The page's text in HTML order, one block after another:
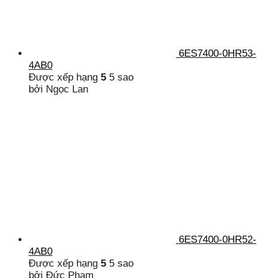
6ES7400-0HR53-
4AB0
Được xếp hạng 5 5 sao
bởi Ngọc Lan
6ES7400-0HR52-
4AB0
Được xếp hạng 5 5 sao
bởi Đức Phạm